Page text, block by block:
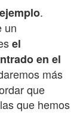
.
un
el
en el
más
que
que hemos